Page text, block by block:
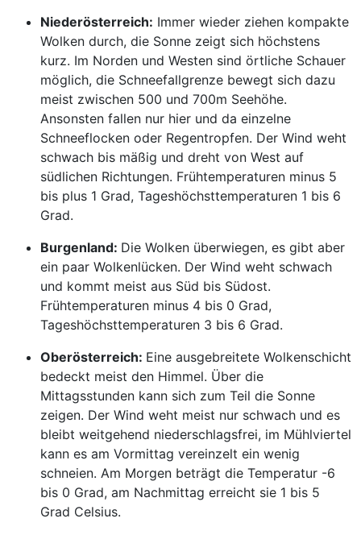
Niederösterreich: Immer wieder ziehen kompakte
Wolken durch, die Sonne zeigt sich höchstens
kurz. Im Norden und Westen sind örtliche Schauer
möglich, die Schneefallgrenze bewegt sich dazu
meist zwischen 500 und 700m Seehöhe.
Ansonsten fallen nur hier und da einzelne
Schneeflocken oder Regentropfen. Der Wind weht
schwach bis mäßig und dreht von West auf
südlichen Richtungen. Frühtemperaturen minus 5
bis plus 1 Grad, Tageshöchsttemperaturen 1 bis 6
Grad.
Burgenland: Die Wolken überwiegen, es gibt aber
ein paar Wolkenlücken. Der Wind weht schwach
und kommt meist aus Süd bis Südost.
Frühtemperaturen minus 4 bis 0 Grad,
Tageshöchsttemperaturen 3 bis 6 Grad.
Oberösterreich: Eine ausgebreitete Wolkenschicht
bedeckt meist den Himmel. Über die
Mittagsstunden kann sich zum Teil die Sonne
zeigen. Der Wind weht meist nur schwach und es
bleibt weitgehend niederschlagsfrei, im Mühlviertel
kann es am Vormittag vereinzelt ein wenig
schneien. Am Morgen beträgt die Temperatur -6
bis 0 Grad, am Nachmittag erreicht sie 1 bis 5
Grad Celsius.